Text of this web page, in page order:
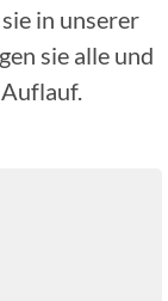
in unserer
sie alle und